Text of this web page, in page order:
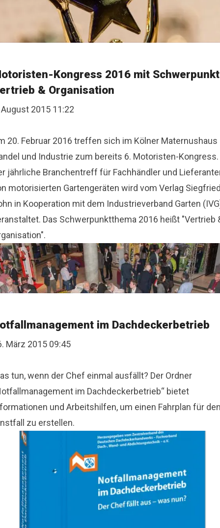
Kongress 2016 mit Schwerpunkt
& Organisation
2015 11:22
20. Februar 2016 treffen sich im Kölner Maternushaus
und Industrie zum bereits 6. Motoristen-Kongress.
jährliche Branchentreff für Fachhändler und
motorisierten Gartengeräten wird vom Verlag
in Kooperation mit dem Industrieverband Garten
Das Schwerpunktthema 2016 heißt "Vertrieb
im Dachdeckerbetrieb
März 2015 09:45
tun, wenn der Chef einmal ausfällt? Der Ordner
im Dachdeckerbetrieb“ bietet
und Arbeitshilfen, um einen Fahrplan für
zu erstellen.